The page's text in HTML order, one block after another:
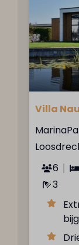
Villa
6
3